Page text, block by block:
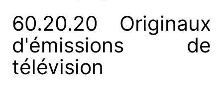
60.20.20 Originaux
d'émissions de
télévision